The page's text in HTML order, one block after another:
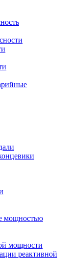
мощностью
мощности
реактивной